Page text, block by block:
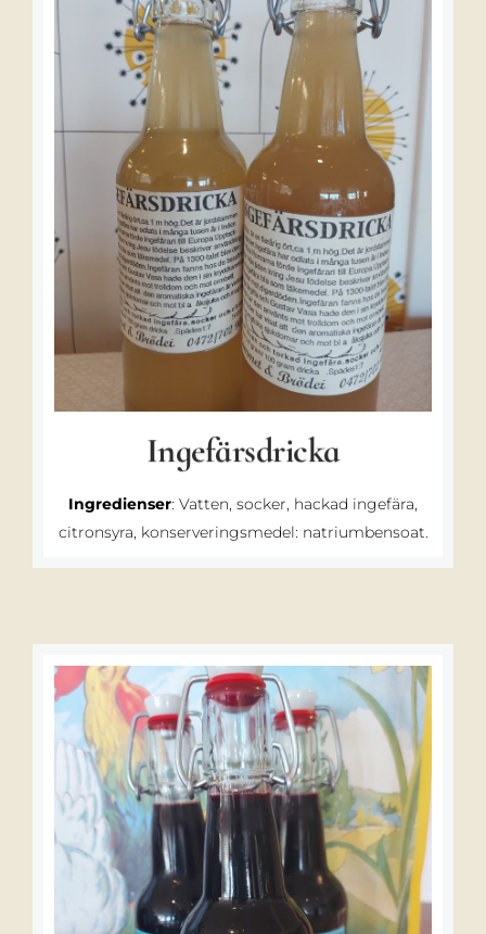
Ingefärsdricka
Ingredienser: Vatten, socker, hackad ingefära,
citronsyra, konserveringsmedel: natriumbensoat.